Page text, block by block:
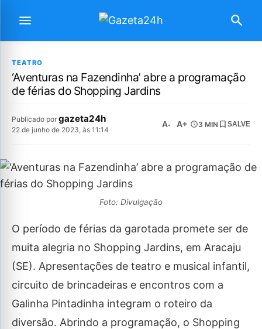
TEATRO
‘Aventuras na Fazendinha’ abre a programação
de férias do Shopping Jardins
Publicado por gazeta24h
22 de junho de 2023, às 11:14
A- A+ 3 MIN SALVE
Foto: Divulgação
O período de férias da garotada promete ser de
muita alegria no Shopping Jardins, em Aracaju
(SE). Apresentações de teatro e musical infantil,
circuito de brincadeiras e encontros com a
Galinha Pintadinha integram o roteiro da
diversão. Abrindo a programação, o Shopping